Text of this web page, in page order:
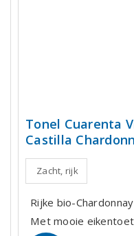
Tonel Cuarenta
Castilla
Zacht, rijk
Rijke bio-Chardonnay
Met mooie